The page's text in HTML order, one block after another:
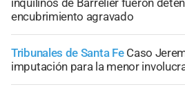
inquilinos de Barrelier fueron
encubrimiento agravado
Tribunales de Santa Fe Caso
imputación para la menor